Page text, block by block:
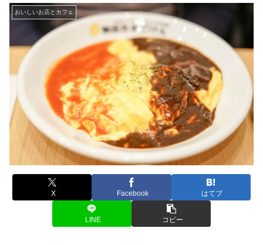
おいしいお店とカフェ
X Facebook はてブ
LINE コピー